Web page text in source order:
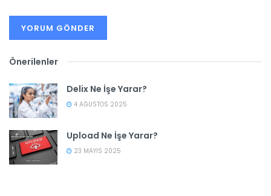
Önerilenler
Delix Ne İşe Yarar?
4 AĞUSTOS 2025
Upload Ne İşe Yarar?
23 MAYIS 2025